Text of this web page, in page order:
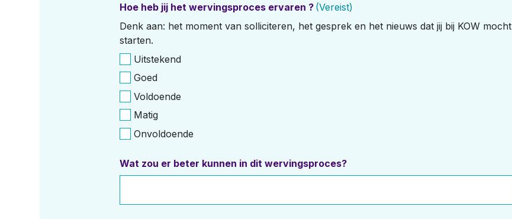
Hoe heb jij het wervingsproces ervaren ? (Vereist)
Denk aan: het moment van solliciteren, het gesprek en het nieuws dat jij bij KOW mocht
starten.
Uitstekend
Goed
Voldoende
Matig
Onvoldoende
Wat zou er beter kunnen in dit wervingsproces?